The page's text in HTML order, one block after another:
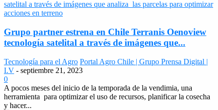
Grupo partner estrena en Chile Terranis Oenoview
tecnología satelital a través de imágenes que...
Tecnología para el Agro Portal Agro Chile | Grupo Prensa Digital |
I.V - septiembre 21, 2023
0
A pocos meses del inicio de la temporada de la vendimia, una
herramienta para optimizar el uso de recursos, planificar la cosecha
y hacer...